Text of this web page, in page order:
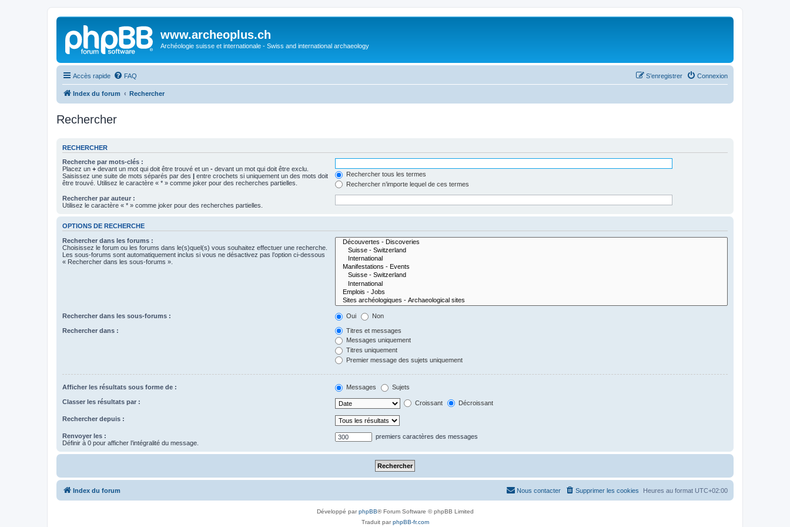
www.archeoplus.ch
Archéologie suisse et internationale - Swiss and international archaeology
Accès rapide FAQ Connexion
S’enregistrer
Index du forum Rechercher
Rechercher
RECHERCHER
Recherche par mots-clés :
Placez un + devant un mot qui doit être trouvé et un - devant un mot qui doit être exclu.
Saisissez une suite de mots séparés par des | entre crochets si uniquement un des mots doit
être trouvé. Utilisez le caractère « * » comme joker pour des recherches partielles.
Rechercher tous les termes
Rechercher n’importe lequel de ces termes
Rechercher par auteur :
Utilisez le caractère « * » comme joker pour des recherches partielles.
OPTIONS DE RECHERCHE
Rechercher dans les forums :
Choisissez le forum ou les forums dans le(s)quel(s) vous souhaitez effectuer une recherche.
Les sous-forums sont automatiquement inclus si vous ne désactivez pas l’option ci-dessous
« Rechercher dans les sous-forums ».
Rechercher dans les sous-forums : Oui Non
Rechercher dans :
Titres et messages
Messages uniquement
Titres uniquement
Premier message des sujets uniquement
Afficher les résultats sous forme de : Messages Sujets
Classer les résultats par : Croissant Décroissant
Rechercher depuis :
Renvoyer les :
Définir à 0 pour afficher l’intégralité du message.
premiers caractères des messages
Index du forum Heures au format UTC+02:00
Supprimer les cookies
Nous contacter
Développé parphpBB® Forum Software © phpBB Limited
Traduit parphpBB-fr.com